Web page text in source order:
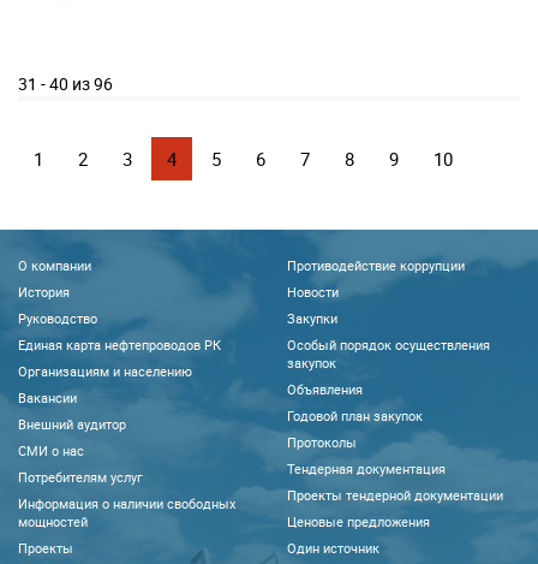
31 - 40 из 96
1 2 3 4 5 6 7 8 9 10
О компании
История
Руководство
Единая карта нефтепроводов РК
Организациям и населению
Вакансии
Внешний аудитор
CМИ о нас
Потребителям услуг
Информация о наличии свободных
мощностей
Проекты
Противодействие коррупции
Новости
Закупки
Особый порядок осуществления
закупок
Объявления
Годовой план закупок
Протоколы
Тендерная документация
Проекты тендерной документации
Ценовые предложения
Один источник